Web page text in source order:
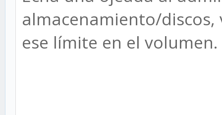
almacenamiento/
ese límite en el volumen.